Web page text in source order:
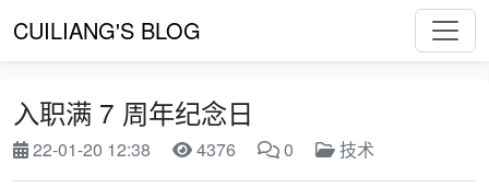
CUILIANG'S BLOG
入职满 7 周年纪念日
22-01-20 12:38 4376 0 技术